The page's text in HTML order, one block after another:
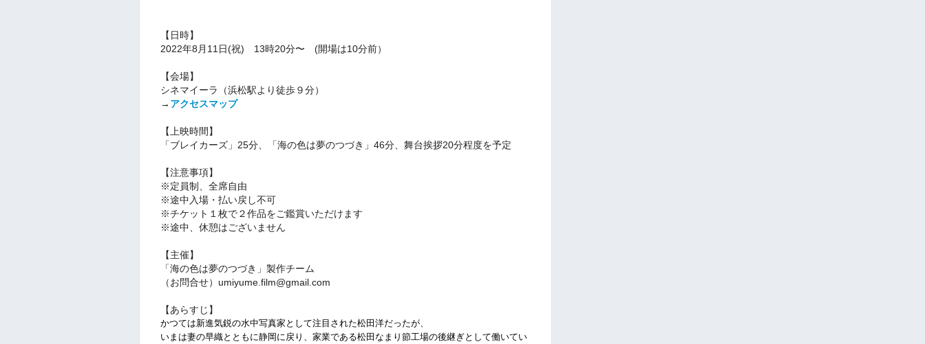
【日時】
2022年8月11日(祝) 13時20分〜 (開場は10分前）
【会場】
シネマイーラ（浜松駅より徒歩９分）
→ アクセスマップ
【上映時間】
「ブレイカーズ」25分、「海の色は夢のつづき」46分、舞台挨拶20分程度を予定
【注意事項】
※定員制、全席自由
※途中入場・払い戻し不可
※チケット１枚で２作品をご鑑賞いただけます
※途中、休憩はございません
【主催】
「海の色は夢のつづき」製作チーム
（お問合せ）umiyume.film@gmail.com
【あらすじ】
かつては新進気鋭の水中写真家として注目された松田洋だったが、
いまは妻の早織とともに静岡に戻り、家業である松田なまり節工場の後継ぎとして働いてい